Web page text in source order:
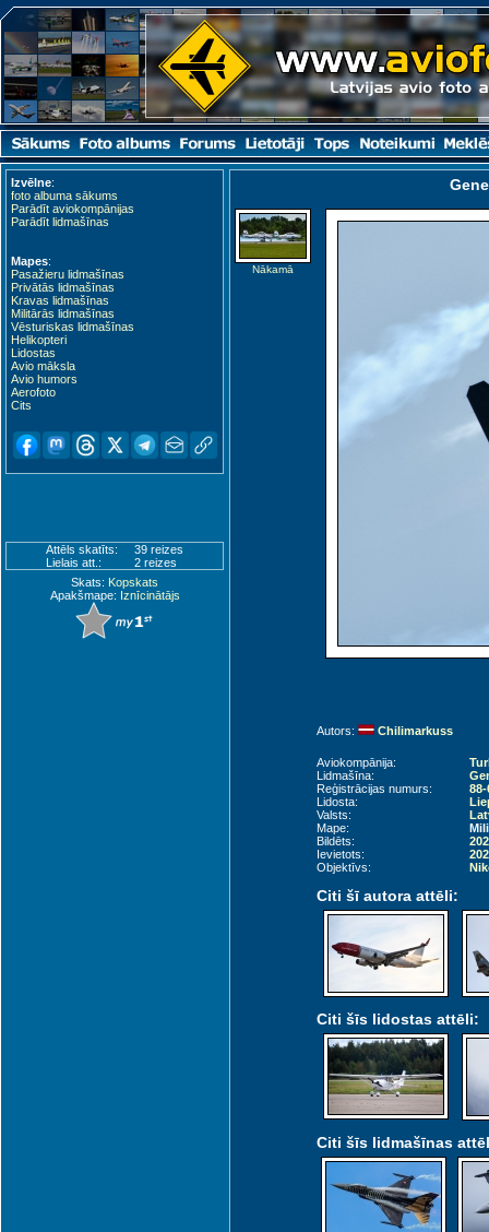
Izvēlne:
foto albuma sākums
Parādīt aviokompānijas
Parādīt lidmašīnas
Mapes:
Pasažieru lidmašīnas
Privātās lidmašīnas
Kravas lidmašīnas
Militārās lidmašīnas
Vēsturiskas lidmašīnas
Helikopteri
Lidostas
Avio māksla
Avio humors
Aerofoto
Cits
Attēls skatīts:
39 reizes
Lielais att.:
2 reizes
Skats: Kopskats
Apakšmape: Iznīcinātājs
Nākamā
Autors: Chilimarkuss
Aviokompānija:
Lidmašīna:
Reģistrācijas numurs:
88-
Lidosta:
Valsts:
Mape:
Bildēts:
Ievietots:
Objektīvs:
Citi šī autora attēli:
Citi šīs lidostas attēli:
Citi šīs lidmašīnas